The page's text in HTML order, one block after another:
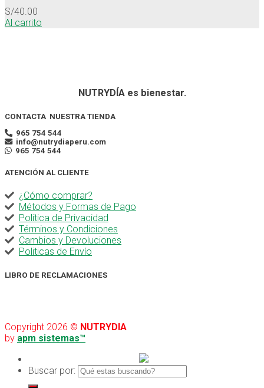
S/40.00
Al carrito
NUTRYDÍA es bienestar.
CONTACTA NUESTRA TIENDA
965 754 544
info@nutrydiaperu.com
965 754 544
ATENCIÓN AL CLIENTE
¿Cómo comprar?
Métodos y Formas de Pago
Política de Privacidad
Términos y Condiciones
Cambios y Devoluciones
Politicas de Envío
LIBRO DE RECLAMACIONES
Copyright 2026 © NUTRYDIA
by apm sistemas™
Buscar por: